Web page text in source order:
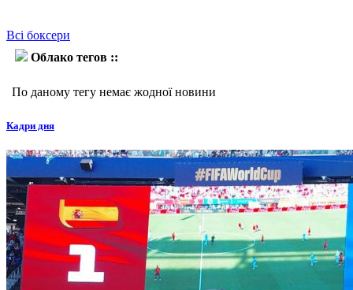
Всі боксери
Облако тегов ::
По даному тегу немає жодної новини
Кадри дня